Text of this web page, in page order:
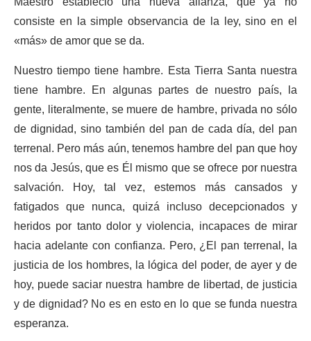
consiste en la simple observancia de la ley, sino en el
«más» de amor que se da.
Nuestro tiempo tiene hambre. Esta Tierra Santa nuestra
tiene hambre. En algunas partes de nuestro país, la
gente, literalmente, se muere de hambre, privada no sólo
de dignidad, sino también del pan de cada día, del pan
terrenal. Pero más aún, tenemos hambre del pan que hoy
nos da Jesús, que es Él mismo que se ofrece por nuestra
salvación. Hoy, tal vez, estemos más cansados y
fatigados que nunca, quizá incluso decepcionados y
heridos por tanto dolor y violencia, incapaces de mirar
hacia adelante con confianza. Pero, ¿El pan terrenal, la
justicia de los hombres, la lógica del poder, de ayer y de
hoy, puede saciar nuestra hambre de libertad, de justicia
y de dignidad? No es en esto en lo que se funda nuestra
esperanza.